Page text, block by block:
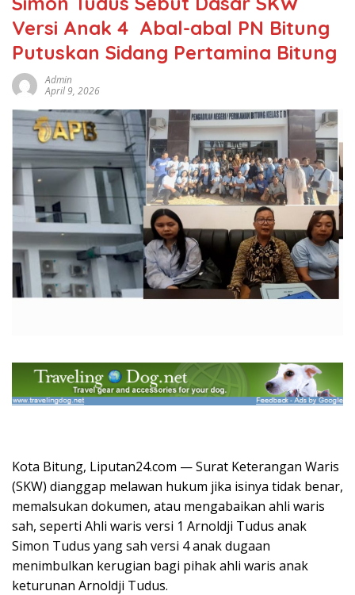
Versi Anak 4 Abal-abal PN Bitung
Putuskan Sidang Pertamina Bitung
Admin
April 9, 2026
Kota Bitung, Liputan24.com — Surat Keterangan Waris
(SKW) dianggap melawan hukum jika isinya tidak benar,
memalsukan dokumen, atau mengabaikan ahli waris
sah, seperti Ahli waris versi 1 Arnoldji Tudus anak
Simon Tudus yang sah versi 4 anak dugaan
menimbulkan kerugian bagi pihak ahli waris anak
keturunan Arnoldji Tudus.